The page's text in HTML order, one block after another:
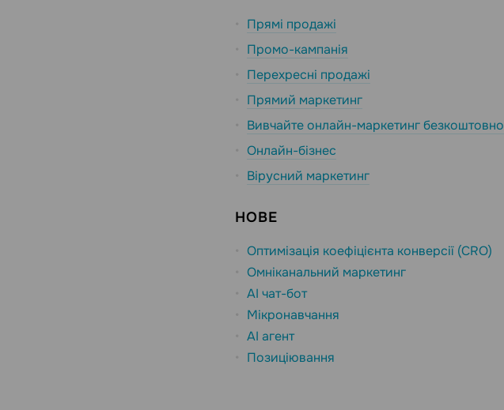
Прямі продажі
Промо-кампанія
Перехресні продажі
Прямий маркетинг
Вивчайте онлайн-маркетинг безкоштовно
Онлайн-бізнес
Вірусний маркетинг
НОВЕ
Оптимізація коефіцієнта конверсії (CRO)
Омніканальний маркетинг
AI чат-бот
Мікронавчання
AI агент
Позиціювання